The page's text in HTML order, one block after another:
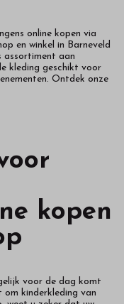
online kopen via
en winkel in Barneveld
assortiment aan
kleding geschikt voor
Ontdek onze
kopen
voor de dag komt
om kinderkleding van